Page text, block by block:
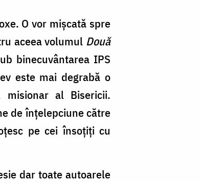
O vor mișcată spre
aceea volumul Două
binecuvântarea IPS
este mai degrabă o
al Bisericii.
de înțelepciune către
pe cei însoțiți cu
dar toate autoarele